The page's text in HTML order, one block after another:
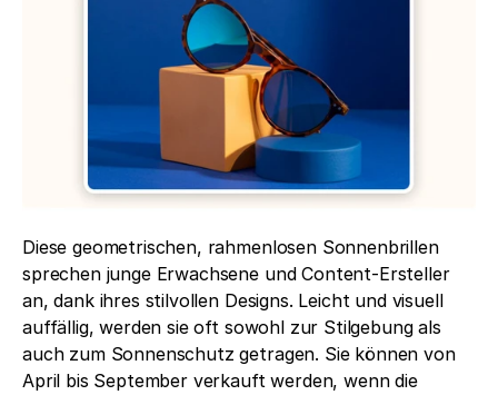
Diese geometrischen, rahmenlosen Sonnenbrillen
sprechen junge Erwachsene und Content-Ersteller
an, dank ihres stilvollen Designs. Leicht und visuell
auffällig, werden sie oft sowohl zur Stilgebung als
auch zum Sonnenschutz getragen. Sie können von
April bis September verkauft werden, wenn die